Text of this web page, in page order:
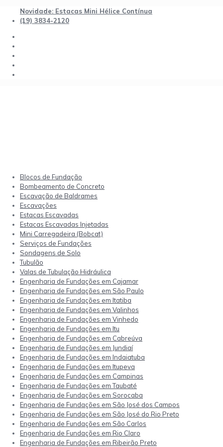
Novidade: Estacas Mini Hélice Contínua
(19) 3834-2120
Blocos de Fundação
Bombeamento de Concreto
Escavação de Baldrames
Escavações
Estacas Escavadas
Estacas Escavadas Injetadas
Mini Carregadeira (Bobcat)
Serviços de Fundações
Sondagens de Solo
Tubulão
Valas de Tubulação Hidráulica
Engenharia de Fundações em Cajamar
Engenharia de Fundações em São Paulo
Engenharia de Fundações em Itatiba
Engenharia de Fundações em Valinhos
Engenharia de Fundações em Vinhedo
Engenharia de Fundações em Itu
Engenharia de Fundações em Cabreúva
Engenharia de Fundações em Jundiaí
Engenharia de Fundações em Indaiatuba
Engenharia de Fundações em Itupeva
Engenharia de Fundações em Campinas
Engenharia de Fundações em Taubaté
Engenharia de Fundações em Sorocaba
Engenharia de Fundações em São José dos Campos
Engenharia de Fundações em São José do Rio Preto
Engenharia de Fundações em São Carlos
Engenharia de Fundações em Rio Claro
Engenharia de Fundações em Ribeirão Preto